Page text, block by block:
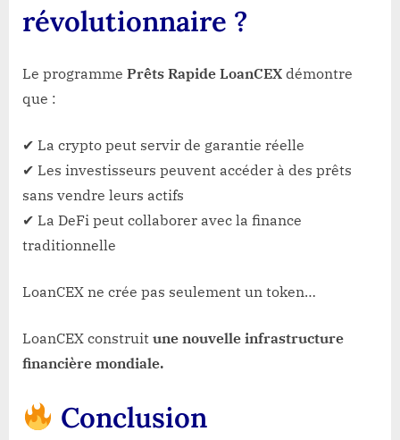
révolutionnaire ?
Le programme Prêts Rapide LoanCEX démontre
que :
✔ La crypto peut servir de garantie réelle
✔ Les investisseurs peuvent accéder à des prêts
sans vendre leurs actifs
✔ La DeFi peut collaborer avec la finance
traditionnelle
LoanCEX ne crée pas seulement un token…
LoanCEX construit une nouvelle infrastructure
financière mondiale.
Conclusion